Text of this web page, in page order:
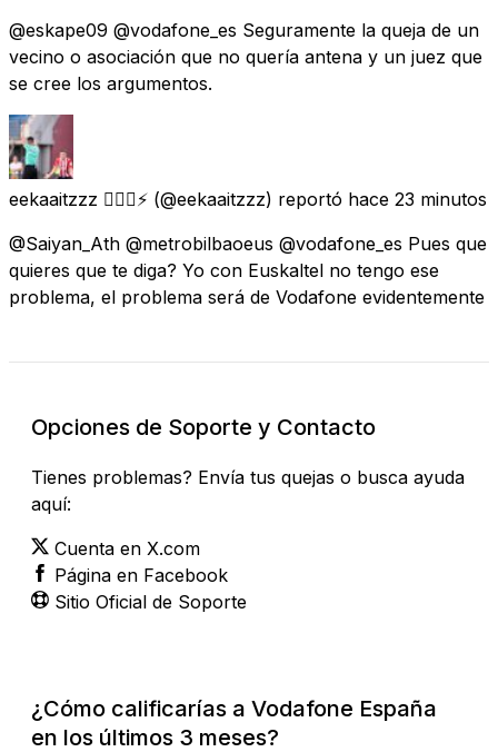
@eskape09 @vodafone_es Seguramente la queja de un
vecino o asociación que no quería antena y un juez que
se cree los argumentos.
eekaaitzzz 🙆🏻‍♂️⚡ (@eekaaitzzz) reportó hace 23 minutos
@Saiyan_Ath @metrobilbaoeus @vodafone_es Pues que
quieres que te diga? Yo con Euskaltel no tengo ese
problema, el problema será de Vodafone evidentemente
Opciones de Soporte y Contacto
Tienes problemas? Envía tus quejas o busca ayuda
aquí:
Cuenta en X.com
Página en Facebook
Sitio Oficial de Soporte
¿Cómo calificarías a Vodafone España
en los últimos 3 meses?